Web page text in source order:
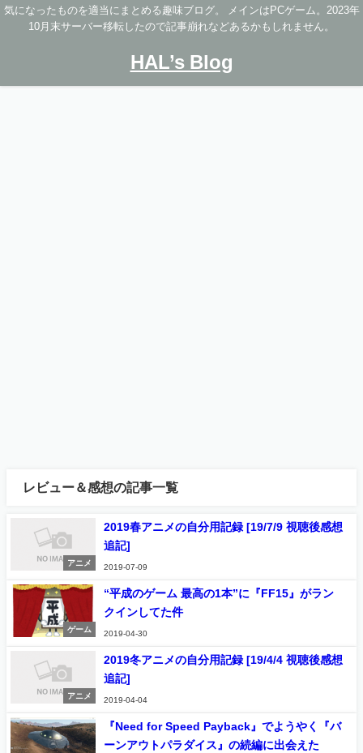
気になったものを適当にまとめる趣味ブログ。 メインはPCゲーム。2023年
10月末サーバー移転したので記事崩れなどあるかもしれません。
HAL’s Blog
レビュー＆感想の記事一覧
アニメ
2019春アニメの自分用記録 [19/7/9 視聴後感想
追記]
2019-07-09
ゲーム
“平成のゲーム 最高の1本”に『FF15』がラン
クインしてた件
2019-04-30
アニメ
2019冬アニメの自分用記録 [19/4/4 視聴後感想
追記]
2019-04-04
『Need for Speed Payback』でようやく『バ
ーンアウトパラダイス』の続編に出会えた